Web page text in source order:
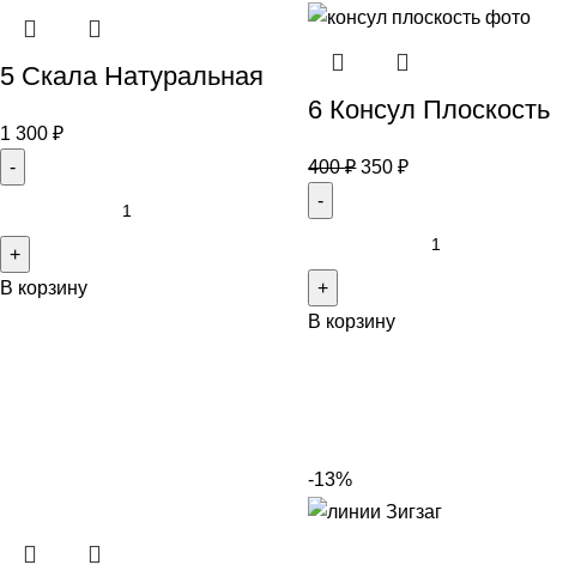
5 Скала Натуральная
1 300 ₽
В корзину
6 Консул Плоскость
400₽ 350₽
В корзину
-13%